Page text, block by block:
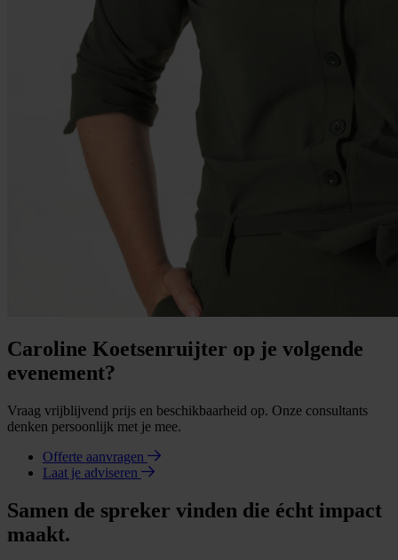
Caroline Koetsenruijter op je volgende
evenement?
Vraag vrijblijvend prijs en beschikbaarheid op. Onze consultants
denken persoonlijk met je mee.
Offerte aanvragen
Laat je adviseren
Samen de spreker vinden die écht impact
maakt.